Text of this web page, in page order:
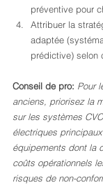
préventive pour
Attribuer la
adaptée
prédictive) selon
Conseil de pro: Pour
anciens, priorisez la
sur les systèmes
électriques
équipements dont la
coûts opérationnels
risques de non-